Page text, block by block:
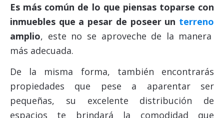
Es más común de lo que piensas toparse con
inmuebles que a pesar de poseer un terreno
amplio, este no se aproveche de la manera
más adecuada.
De la misma forma, también encontrarás
propiedades que pese a aparentar ser
pequeñas, su excelente distribución de
espacios te brindará la comodidad que